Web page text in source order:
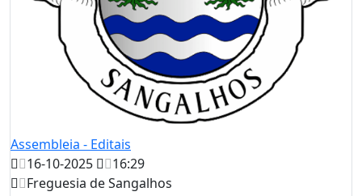
Assembleia - Editais
16-10-2025
16:29
Freguesia de Sangalhos